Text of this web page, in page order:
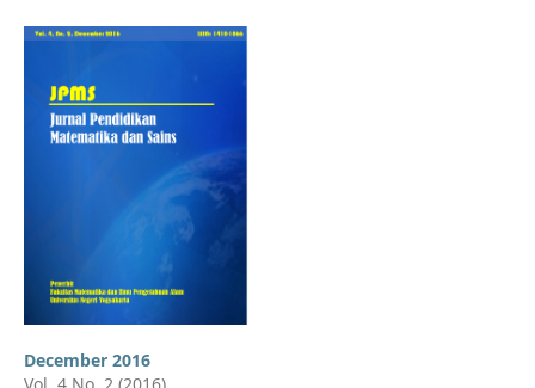
December 2016